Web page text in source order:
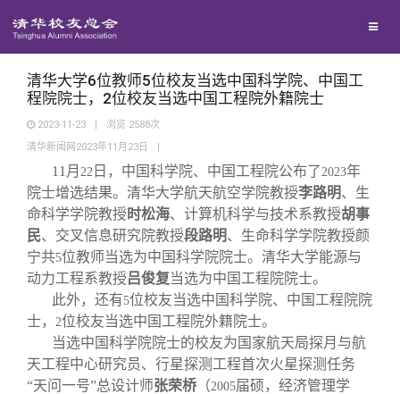
地区联络
年级联络
院系校友工作
专业委员会
兴趣群体
西南联大校友会
回馈母校
捐赠项目
捐赠新闻
捐赠纪事
捐赠方法
义工计划
媒体平台
《清华校友通讯》
《水木清华》
我要订阅
新媒体平台
百年清华
清华人物
清华故事
青春风采
校友服务
终身学习
信息化服务
校友总会
总会简介
关闭
清华大学6位教师5位校友当选中国科学院、中国工
程院院士，2位校友当选中国工程院外籍院士
2023-11-23 | 浏览 2588次
清华新闻网2023年11月23日
|
11 月 22 日，中国科学院、中国工程院公布了2023年
院士增选结果。清华大学航天航空学院教授李路明、生
命科学学院教授 时松海、计算机科学与技术系教授胡事
民、交叉信息研究院教授段路明、生命科学学院教授颜
宁共5位教师当选为中国科学院院士。清华大学能源与
动力工程系教授吕俊复当选为中国工程院院士。
此外，还有5位校友当选中国科学院、中国工程院院
士， 2位校友当选中国工程院外籍院士。
当选中国科学院院士的校友为国家航天局探月与航
天工程中心研究员、行星探测工程首次火星探测任务
“天问一号”总设计师张荣桥 （2005届硕，经济管理学